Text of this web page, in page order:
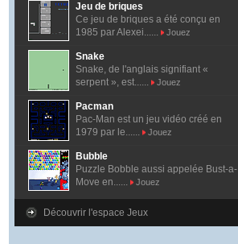
Jeu de briques
Ce jeu de briques a été conçu en
1985 par Alexei......
Jouez
Snake
Snake, de l'anglais signifiant «
serpent », est......
Jouez
Pacman
Pac-Man est un jeu vidéo créé en
1979 par le......
Jouez
Bubble
Puzzle Bobble aussi appelée Bust-a-
Move en......
Jouez
Découvrir l'espace Jeux